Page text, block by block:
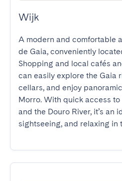
Wijk
A modern and comfortable
de Gaia, conveniently
Shopping and local cafés
can easily explore the Gaia
cellars, and enjoy
Morro. With quick access to
and the Douro River, it’s an
sightseeing, and relaxing in